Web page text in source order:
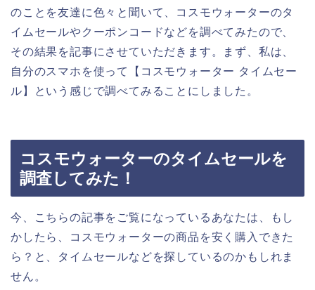
のことを友達に色々と聞いて、コスモウォーターのタ
イムセールやクーポンコードなどを調べてみたので、
その結果を記事にさせていただきます。まず、私は、
自分のスマホを使って【コスモウォーター タイムセー
ル】という感じで調べてみることにしました。
コスモウォーターのタイムセールを
調査してみた！
今、こちらの記事をご覧になっているあなたは、もし
かしたら、コスモウォーターの商品を安く購入できた
ら？と、タイムセールなどを探しているのかもしれま
せん。